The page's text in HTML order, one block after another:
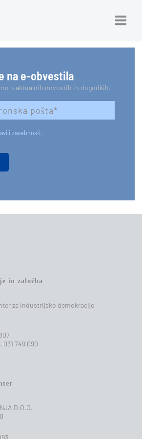
na e-obvestila
o aktualnih novostih in dogodkih.
zasebnosti.
in založba
za industrijsko demokracijo
031 749 090
D.O.O.